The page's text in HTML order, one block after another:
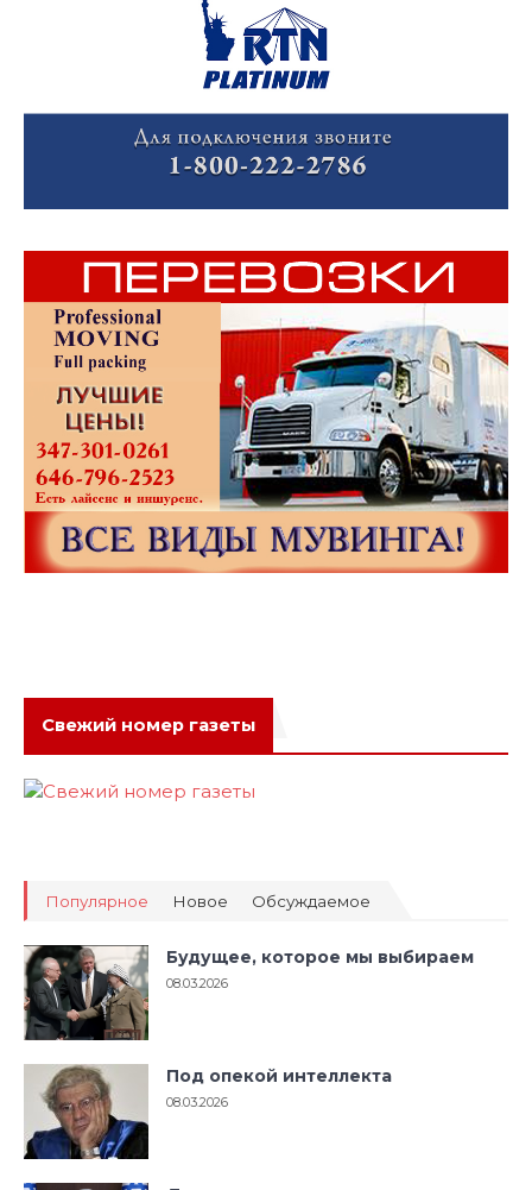
Свежий номер газеты
Популярное Новое Обсуждаемое
Будущее, которое мы выбираем
08.03.2026
Под опекой интеллекта
08.03.2026